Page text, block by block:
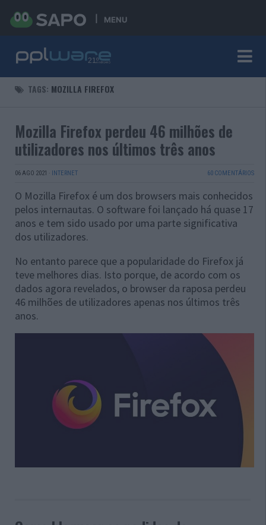
MENU
TAGS: MOZILLA FIREFOX
Mozilla Firefox perdeu 46 milhões de
utilizadores nos últimos três anos
06 AGO 2021 · INTERNET 60 COMENTÁRIOS
O Mozilla Firefox é um dos browsers mais conhecidos
pelos internautas. O software foi lançado há quase 17
anos e tem sido usado por uma parte significativa
dos utilizadores.
No entanto parece que a popularidade do Firefox já
teve melhores dias. Isto porque, de acordo com os
dados agora revelados, o browser da raposa perdeu
46 milhões de utilizadores apenas nos últimos três
anos.